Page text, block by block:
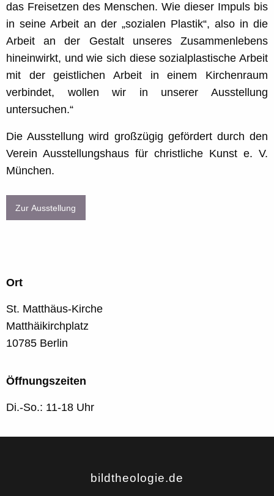
das Freisetzen des Menschen. Wie dieser Impuls bis
in seine Arbeit an der „sozialen Plastik“, also in die
Arbeit an der Gestalt unseres Zusammenlebens
hineinwirkt, und wie sich diese sozialplastische Arbeit
mit der geistlichen Arbeit in einem Kirchenraum
verbindet, wollen wir in unserer Ausstellung
untersuchen.“
Die Ausstellung wird großzügig gefördert durch den
Verein Ausstellungshaus für christliche Kunst e. V.
München.
Zur Ausstellung
Ort
St. Matthäus-Kirche
Matthäikirchplatz
10785 Berlin
Öffnungszeiten
Di.-So.: 11-18 Uhr
bildtheologie.de